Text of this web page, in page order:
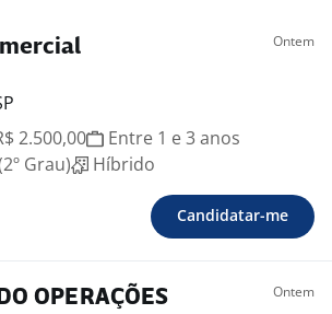
Ontem
2.500,00
Entre 1 e 3 anos
Grau)
Híbrido
Candidatar-me
OPERAÇÕES
Ontem